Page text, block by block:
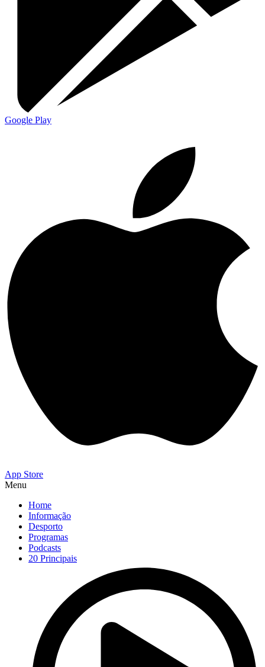
Google Play
App Store
Menu
Home
Informação
Desporto
Programas
Podcasts
20 Principais